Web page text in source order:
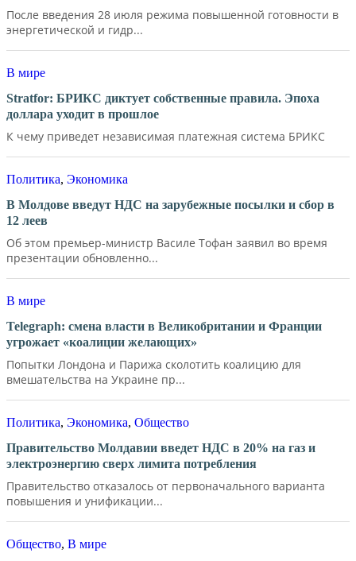
После введения 28 июля режима повышенной готовности в
энергетической и гидр...
В мире
Stratfor: БРИКС диктует собственные правила. Эпоха
доллара уходит в прошлое
К чему приведет независимая платежная система БРИКС
Политика, Экономика
В Молдове введут НДС на зарубежные посылки и сбор в
12 леев
Об этом премьер-министр Василе Тофан заявил во время
презентации обновленно...
В мире
Telegraph: смена власти в Великобритании и Франции
угрожает «коалиции желающих»
Попытки Лондона и Парижа сколотить коалицию для
вмешательства на Украине пр...
Политика, Экономика, Общество
Правительство Молдавии введет НДС в 20% на газ и
электроэнергию сверх лимита потребления
Правительство отказалось от первоначального варианта
повышения и унификации...
Общество, В мире